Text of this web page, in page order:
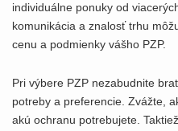
individuálne ponuky od
komunikácia a znalosť trhu
cenu a podmienky vášho PZP.
Pri výbere PZP nezabudnite
potreby a preferencie. Zvážte,
akú ochranu potrebujete.